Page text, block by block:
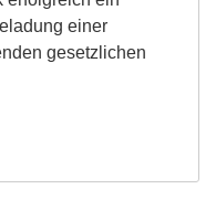
einer
gesetzlichen